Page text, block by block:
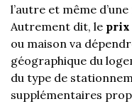
l’autre et même
Autrement dit, le prix
ou maison va
géographique du
du type de
supplémentaires